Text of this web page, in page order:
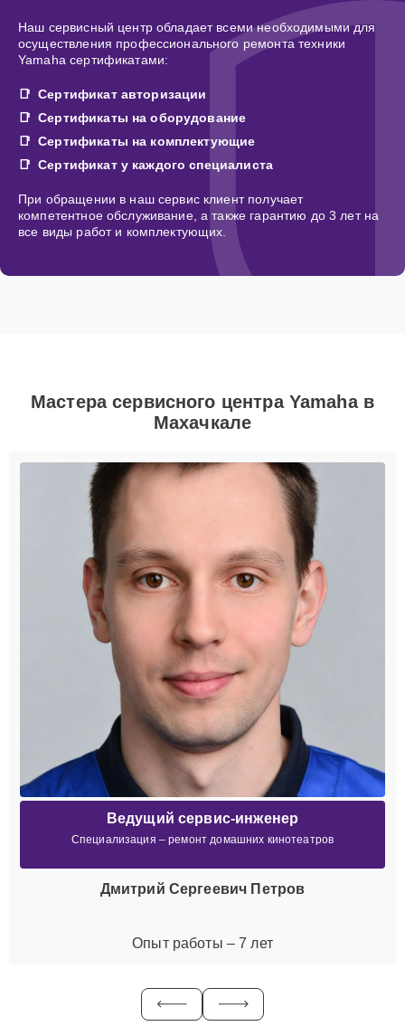
Наш сервисный центр обладает всеми необходимыми для
осуществления профессионального ремонта техники
Yamaha сертификатами:
Сертификат авторизации
Сертификаты на оборудование
Сертификаты на комплектующие
Сертификат у каждого специалиста
При обращении в наш сервис клиент получает
компетентное обслуживание, а также гарантию до 3 лет на
все виды работ и комплектующих.
Мастера сервисного центра Yamaha в
Махачкале
Ведущий сервис-инженер
Специализация – ремонт домашних кинотеатров
Дмитрий Сергеевич Петров
Опыт работы – 7 лет